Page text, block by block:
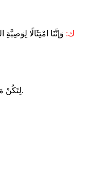
ك: وَإنَّنَا امْتِثَالًا
لِتَكُنْ مَشِيئَتُكَ، كَمَا في السَّمَاءِ كَذٰلِكَ عَلَى الأرْض.